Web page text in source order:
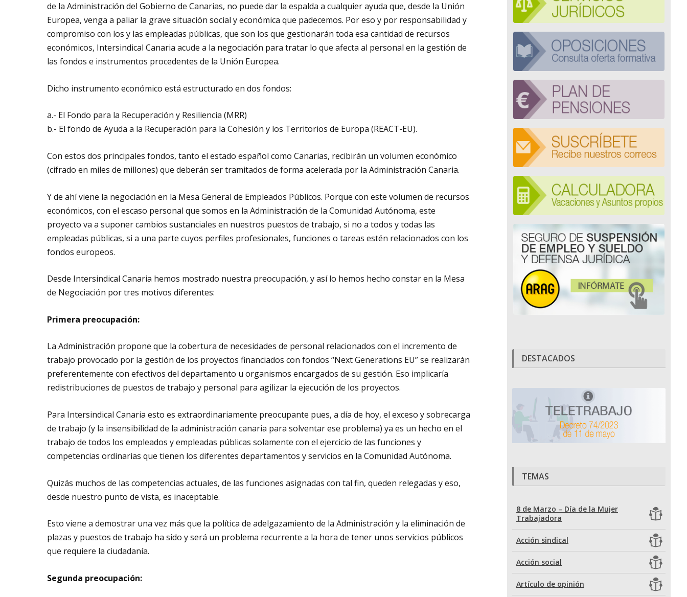
de la Administración del Gobierno de Canarias, no puede dar la espalda a cualquier ayuda que, desde la Unión
Europea, venga a paliar la grave situación social y económica que padecemos. Por eso y por responsabilidad y
compromiso con los y las empleadas públicas, que son los que gestionarán toda esa cantidad de recursos
económicos, Intersindical Canaria acude a la negociación para tratar lo que afecta al personal en la gestión de
las fondos e instrumentos procedentes de la Unión Europea.
Dicho instrumento económico está estructurado en dos fondos:
a.- El Fondo para la Recuperación y Resiliencia (MRR)
b.- El fondo de Ayuda a la Recuperación para la Cohesión y los Territorios de Europa (REACT-EU).
Con estos dos principales fondos, tanto el estado español como Canarias, recibirán un volumen económico
(cifrado en miles de millones) que deberán ser tramitados de forma acelerada por la Administración Canaria.
Y de ahí viene la negociación en la Mesa General de Empleados Públicos. Porque con este volumen de recursos
económicos, con el escaso personal que somos en la Administración de la Comunidad Autónoma, este
proyecto va a suponer cambios sustanciales en nuestros puestos de trabajo, si no a todos y todas las
empleadas públicas, si a una parte cuyos perfiles profesionales, funciones o tareas estén relacionados con los
fondos europeos.
Desde Intersindical Canaria hemos mostrado nuestra preocupación, y así lo hemos hecho constar en la Mesa
de Negociación por tres motivos diferentes:
Primera preocupación:
La Administración propone que la cobertura de necesidades de personal relacionados con el incremento de
trabajo provocado por la gestión de los proyectos financiados con fondos “Next Generations EU” se realizarán
preferentemente con efectivos del departamento u organismos encargados de su gestión. Eso implicaría
redistribuciones de puestos de trabajo y personal para agilizar la ejecución de los proyectos.
Para Intersindical Canaria esto es extraordinariamente preocupante pues, a día de hoy, el exceso y sobrecarga
de trabajo (y la insensibilidad de la administración canaria para solventar ese problema) ya es un hecho en el
trabajo de todos los empleados y empleadas públicas solamente con el ejercicio de las funciones y
competencias ordinarias que tienen los diferentes departamentos y servicios en la Comunidad Autónoma.
Quizás muchos de las competencias actuales, de las funciones asignadas con tal fin, queden relegadas y eso,
desde nuestro punto de vista, es inaceptable.
Esto viene a demostrar una vez más que la política de adelgazamiento de la Administración y la eliminación de
plazas y puestos de trabajo ha sido y será un problema recurrente a la hora de tener unos servicios públicos
que requiere la ciudadanía.
Segunda preocupación:
DESTACADOS
TEMAS
8 de Marzo – Día de la Mujer
Trabajadora
Acción sindical
Acción social
Artículo de opinión